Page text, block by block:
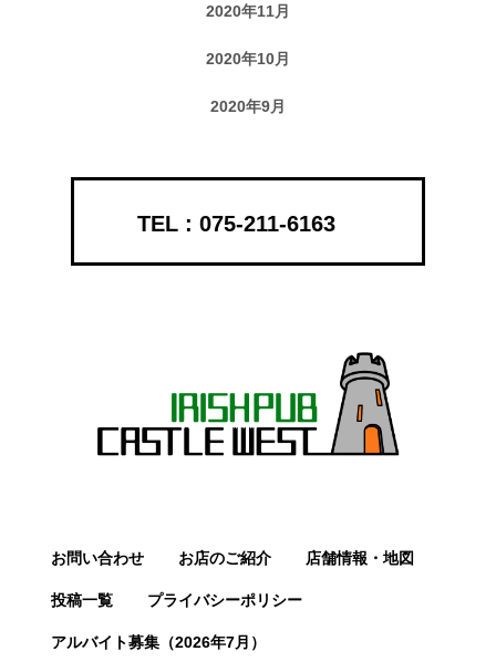
2020年11月
2020年10月
2020年9月
075-211-6163
お問い合わせ お店のご紹介 店舗情報・地図
投稿一覧 プライバシーポリシー
アルバイト募集（2026年7月）